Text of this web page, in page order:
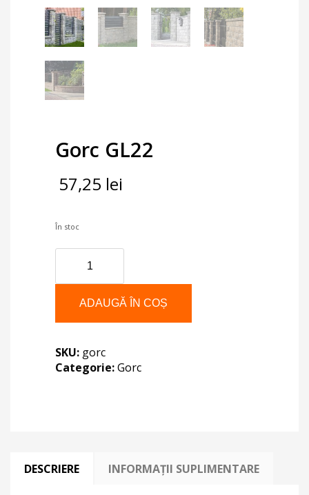
Gorc GL22
57,25 lei
În stoc
GL22
ADAUGĂ ÎN COȘ
SKU: gorc
Categorie:Gorc
DESCRIERE INFORMAȚII SUPLIMENTARE